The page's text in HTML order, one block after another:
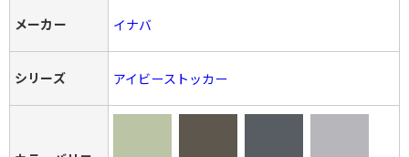
メーカー イナバ
シリーズ アイビーストッカー